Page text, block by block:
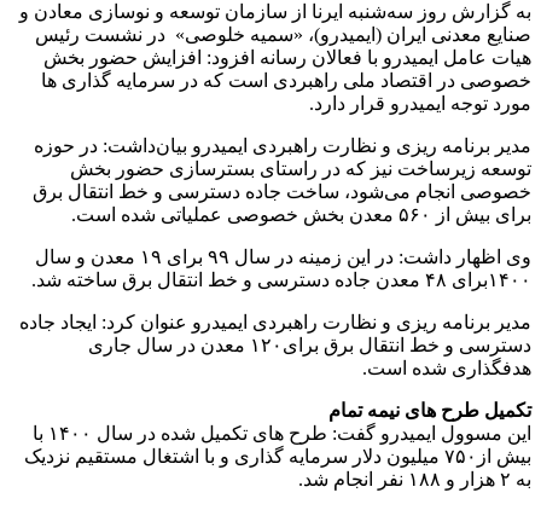
به گزارش روز سه‌شنبه ایرنا از سازمان توسعه و نوسازی معادن و
صنایع معدنی ایران (ایمیدرو)، «سمیه خلوصی» در نشست رئیس
هیات عامل ایمیدرو با فعالان رسانه افزود: افزایش حضور بخش
خصوصی در اقتصاد ملی راهبردی است که در سرمایه گذاری ها
مورد توجه ایمیدرو قرار دارد.
مدیر برنامه ریزی و نظارت راهبردی ایمیدرو بیان‌داشت: در حوزه
توسعه زیرساخت نیز که در راستای بسترسازی حضور بخش
خصوصی انجام می‌شود، ساخت جاده دسترسی و خط انتقال برق
برای بیش از ۵۶۰ معدن بخش خصوصی عملیاتی شده است.
وی اظهار داشت: در این زمینه در سال ۹۹ برای ۱۹ معدن و سال
۱۴۰۰برای ۴۸ معدن جاده دسترسی و خط انتقال برق ساخته شد.
مدیر برنامه ریزی و نظارت راهبردی ایمیدرو عنوان کرد: ایجاد جاده
دسترسی و خط انتقال برق برای۱۲۰ معدن در سال جاری
هدفگذاری شده است.
تکمیل طرح های نیمه تمام
این مسوول ایمیدرو گفت: طرح های تکمیل شده در سال ۱۴۰۰ با
بیش از۷۵۰ میلیون دلار سرمایه گذاری و با اشتغال مستقیم نزدیک
به ۲ هزار و ۱۸۸ نفر انجام شد.